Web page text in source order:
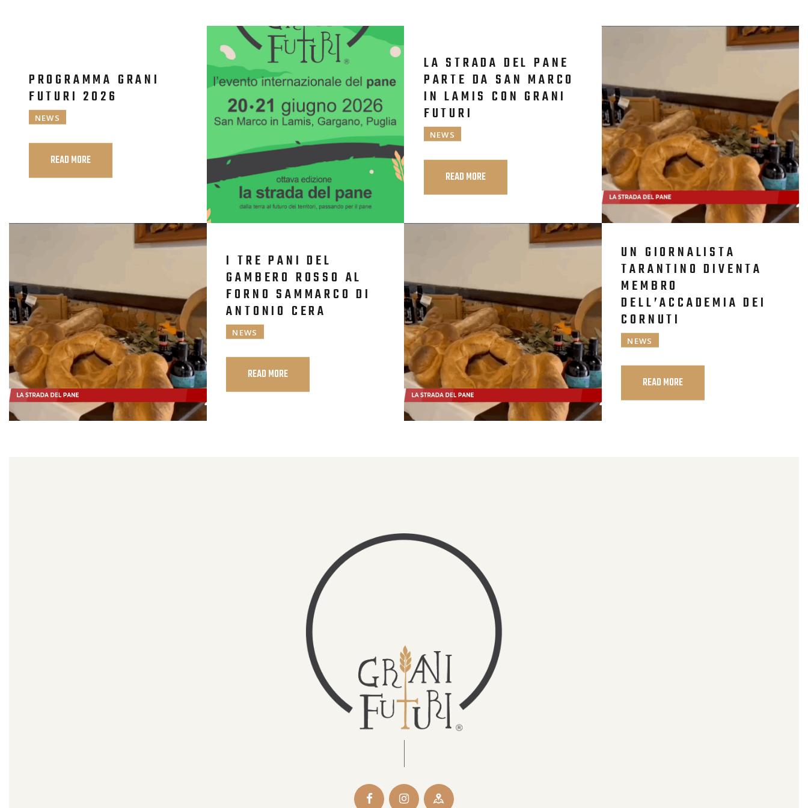
PROGRAMMA GRANI
FUTURI 2026
NEWS
READ MORE
LA STRADA DEL PANE
PARTE DA SAN MARCO
IN LAMIS CON GRANI
FUTURI
NEWS
READ MORE
I TRE PANI DEL
GAMBERO ROSSO AL
FORNO SAMMARCO DI
ANTONIO CERA
NEWS
READ MORE
UN GIORNALISTA
TARANTINO DIVENTA
MEMBRO
DELL’ACCADEMIA DEI
CORNUTI
NEWS
READ MORE